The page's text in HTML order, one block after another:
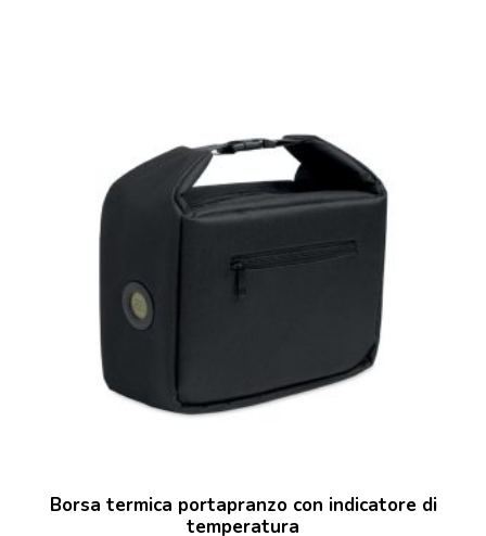
Borsa termica portapranzo con indicatore di
temperatura